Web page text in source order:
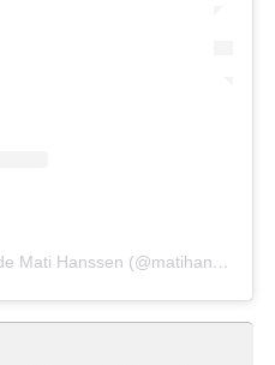
Una publicación compartida de Mati Hanssen (@matihanssen)